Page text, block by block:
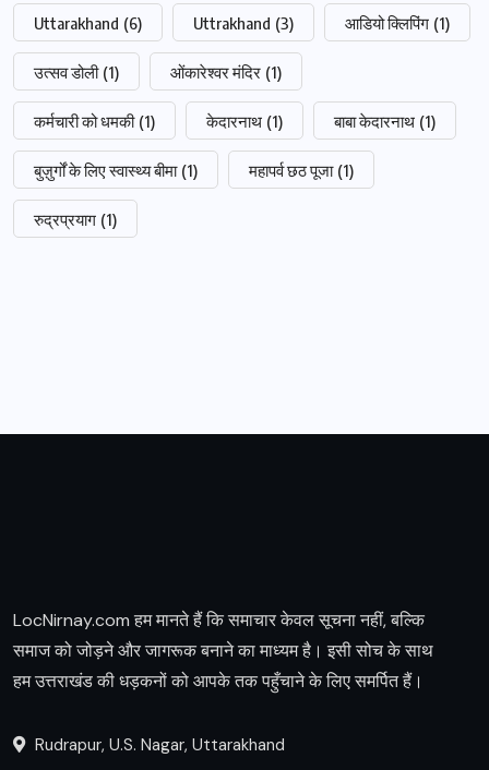
Uttarakhand (6) Uttrakhand (3) आडियो क्लिपिंग (1)
उत्सव डोली (1) ओंकारेश्वर मंदिर (1)
कर्मचारी को धमकी (1) केदारनाथ (1) बाबा केदारनाथ (1)
बुज़ुर्गों के लिए स्वास्थ्य बीमा (1) महापर्व छठ पूजा (1)
रुद्रप्रयाग (1)
LocNirnay.com हम मानते हैं कि समाचार केवल सूचना नहीं, बल्कि
समाज को जोड़ने और जागरूक बनाने का माध्यम है। इसी सोच के साथ
हम उत्तराखंड की धड़कनों को आपके तक पहुँचाने के लिए समर्पित हैं।
Rudrapur, U.S. Nagar, Uttarakhand